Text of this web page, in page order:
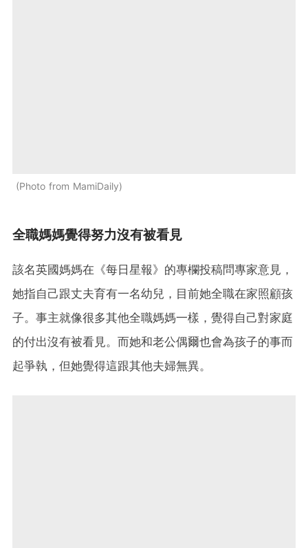
Photo from MamiDaily
全職媽媽覺得努力沒有被看見
該名英國媽媽在《每日星報》的專欄投稿問專家意見，
她指自己跟丈夫育有一名幼兒，目前她全職在家照顧孩
子。事主就像很多其他全職媽媽一樣，覺得自己對家庭
的付出沒有被看見。而她和老公偶爾也會為孩子的事而
起爭執，但她覺得這跟其他夫婦無異。